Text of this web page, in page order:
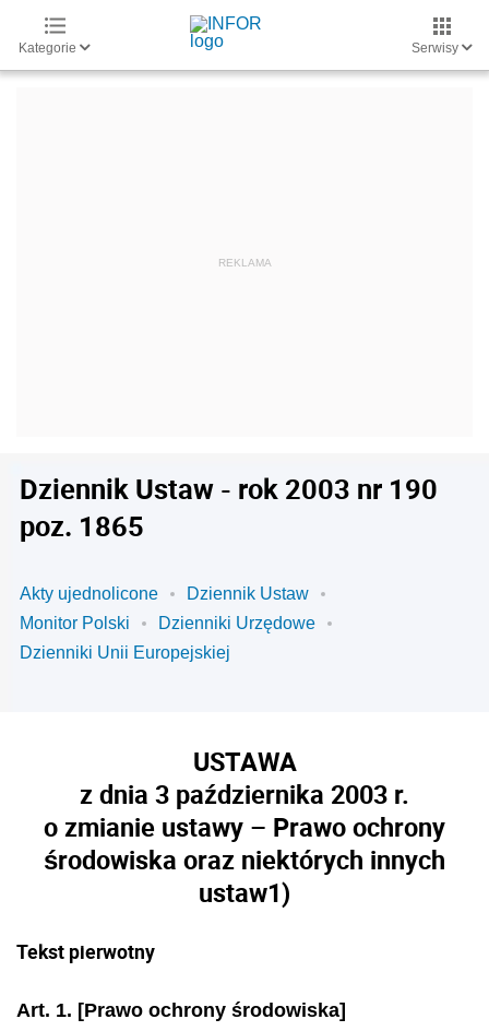
Kategorie Serwisy
Dziennik Ustaw - rok 2003 nr 190
poz. 1865
Akty ujednolicone
Dziennik Ustaw
Monitor Polski
Dzienniki Urzędowe
Dzienniki Unii Europejskiej
USTAWA
z dnia 3 października 2003 r.
o zmianie ustawy – Prawo ochrony
środowiska oraz niektórych innych
ustaw1)
Tekst pierwotny
Art. 1. [Prawo ochrony środowiska]